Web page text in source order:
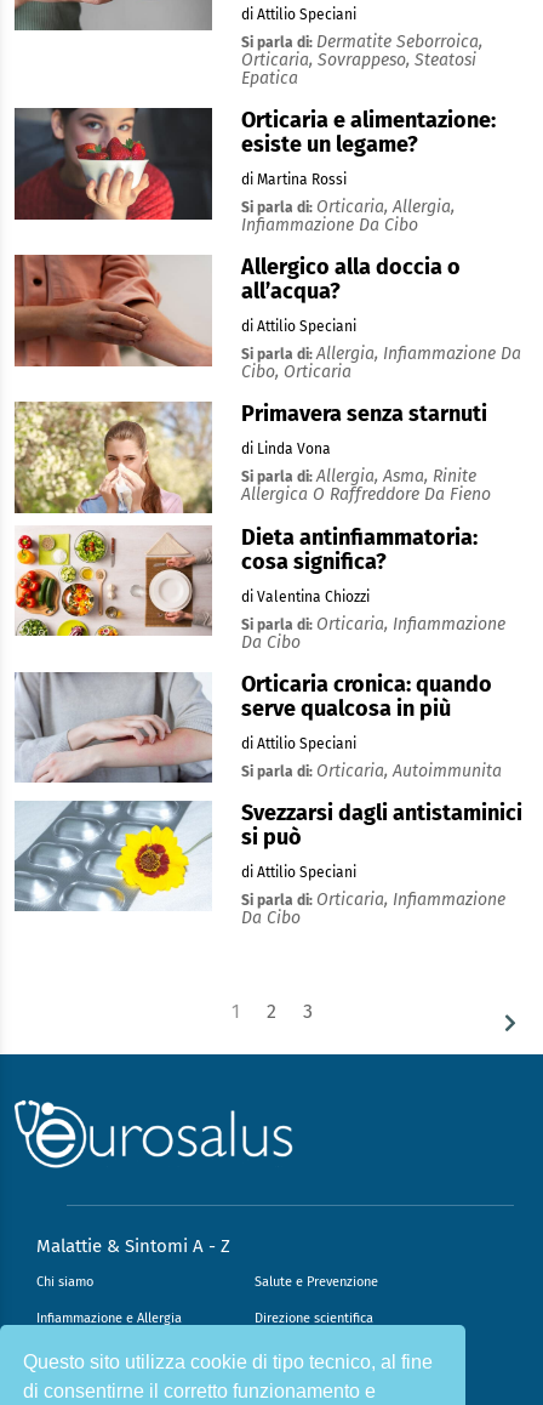
Questo sito utilizza cookie di tipo tecnico, al fine
di consentirne il corretto funzionamento e
di Attilio Speciani
Si parla di: Dermatite Seborroica,
Orticaria, Sovrappeso, Steatosi
Epatica
Orticaria e alimentazione:
esiste un legame?
di Martina Rossi
Si parla di: Orticaria,Allergia,
Infiammazione Da Cibo
Allergico alla doccia o
all’acqua?
di Attilio Speciani
Si parla di:Allergia, Infiammazione Da
Cibo, Orticaria
Primavera senza starnuti
di Linda Vona
Si parla di:Allergia,Asma, Rinite
Allergica O Raffreddore Da Fieno
Dieta antinfiammatoria:
cosa significa?
di Valentina Chiozzi
Si parla di: Orticaria, Infiammazione
Da Cibo
Orticaria cronica: quando
serve qualcosa in più
di Attilio Speciani
Si parla di: Orticaria,Autoimmunita
Svezzarsi dagli antistaminici
si può
di Attilio Speciani
Si parla di: Orticaria, Infiammazione
Da Cibo
1 2 3
Malattie & Sintomi A - Z
Chi siamo Salute e Prevenzione
Infiammazione e Allergia Direzione scientifica
Nutrizione e Stili di vita Sport e Benessere
Cookie Policy L’angolo del dottore